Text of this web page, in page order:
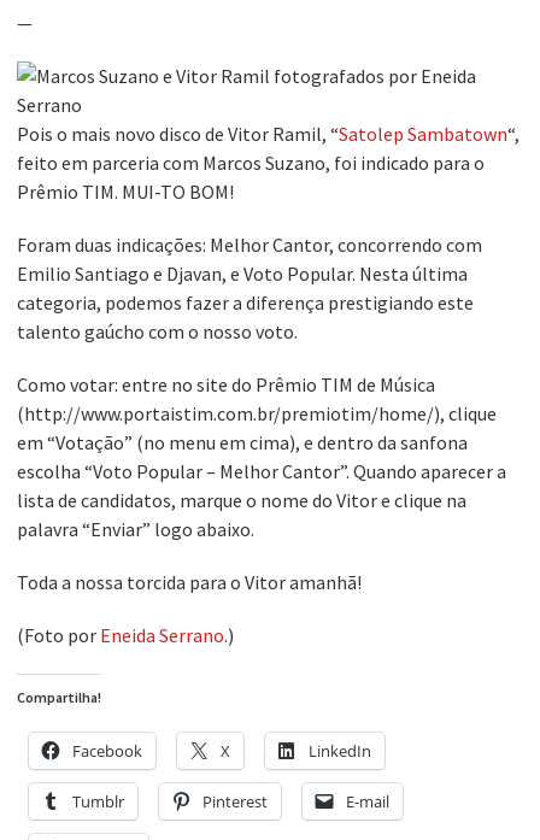
—
Pois o mais novo disco de Vitor Ramil, “Satolep Sambatown“,
feito em parceria com Marcos Suzano, foi indicado para o
Prêmio TIM. MUI-TO BOM!
Foram duas indicações: Melhor Cantor, concorrendo com
Emilio Santiago e Djavan, e Voto Popular. Nesta última
categoria, podemos fazer a diferença prestigiando este
talento gaúcho com o nosso voto.
Como votar: entre no site do Prêmio TIM de Música
(http://www.portaistim.com.br/premiotim/home/), clique
em “Votação” (no menu em cima), e dentro da sanfona
escolha “Voto Popular – Melhor Cantor”. Quando aparecer a
lista de candidatos, marque o nome do Vitor e clique na
palavra “Enviar” logo abaixo.
Toda a nossa torcida para o Vitor amanhã!
(Foto por Eneida Serrano.)
Compartilha!
Facebook X LinkedIn
Tumblr Pinterest E-mail